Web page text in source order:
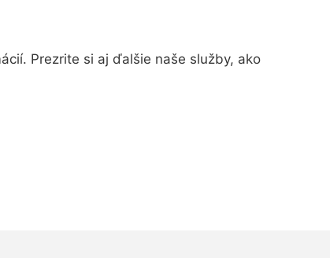
Prezrite si aj ďalšie naše služby, ako